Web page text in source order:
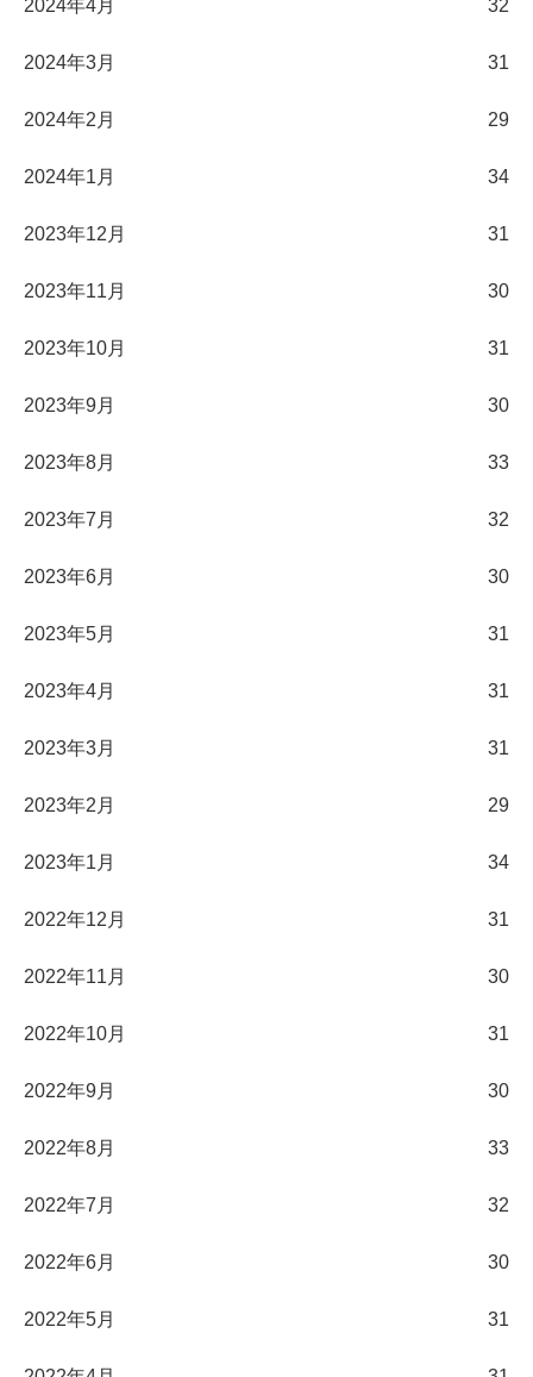
2024年4月 32
2024年3月 31
2024年2月 29
2024年1月 34
2023年12月 31
2023年11月 30
2023年10月 31
2023年9月 30
2023年8月 33
2023年7月 32
2023年6月 30
2023年5月 31
2023年4月 31
2023年3月 31
2023年2月 29
2023年1月 34
2022年12月 31
2022年11月 30
2022年10月 31
2022年9月 30
2022年8月 33
2022年7月 32
2022年6月 30
2022年5月 31